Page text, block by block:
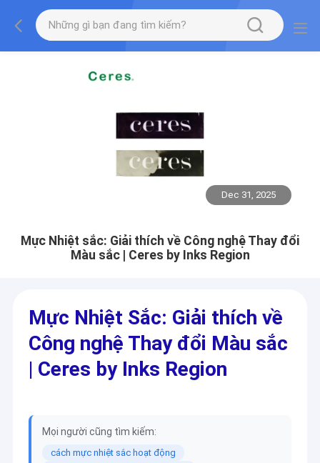
Dec 31, 2025
Mực Nhiệt sắc: Giải thích về Công nghệ Thay đổi
Màu sắc | Ceres by Inks Region
Mực Nhiệt Sắc: Giải thích về
Công nghệ Thay đổi Màu sắc
| Ceres by Inks Region
Mọi người cũng tìm kiếm:
cách mực nhiệt sắc hoạt động